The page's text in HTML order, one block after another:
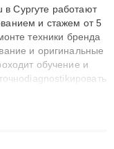
Сургуте работают
и стажем от 5
техники бренда
и оригинальные
обучение и
от замены